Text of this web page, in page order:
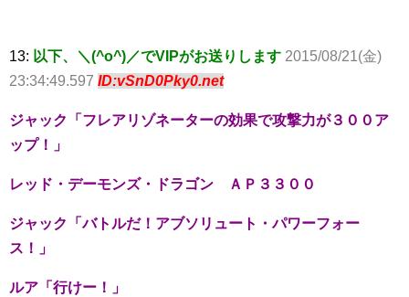
13: 以下、＼(^o^)／でVIPがお送りします 2015/08/21(金)
23:34:49.597 ID:vSnD0Pky0.net
ジャック「フレアリゾネーターの効果で攻撃力が３００ア
ップ！」
レッド・デーモンズ・ドラゴン ＡＰ３３００
ジャック「バトルだ！アブソリュート・パワーフォー
ス！」
ルア「行けー！」